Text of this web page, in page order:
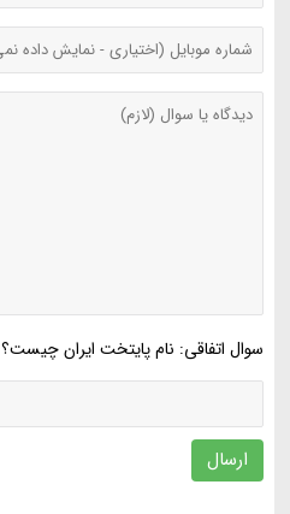
سوال اتفاقی: نام پایتخت ایران چیست؟
ارسال